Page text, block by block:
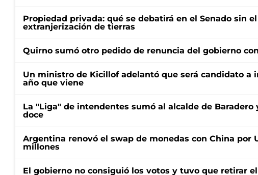
Propiedad privada: qué se debatirá en el Senado sin
extranjerización de tierras
Quirno sumó otro pedido de renuncia del gobierno
Un ministro de Kicillof adelantó que será candidato a
año que viene
La "Liga" de intendentes sumó al alcalde de Baradero
doce
Argentina renovó el swap de monedas con China por
millones
El gobierno no consiguió los votos y tuvo que retirar